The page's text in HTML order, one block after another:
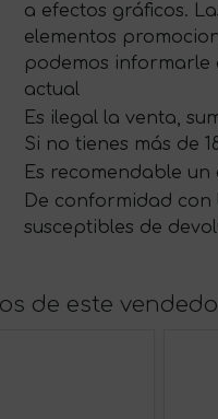
a efectos gráficos.
elementos
podemos informarle
actual
Es ilegal la venta,
Si no tienes más de
Es recomendable
De conformidad
susceptibles de
de este